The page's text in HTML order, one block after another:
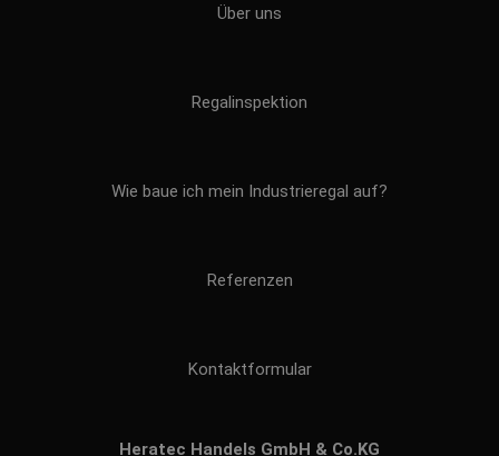
Über uns
Regalinspektion
Wie baue ich mein Industrieregal auf?
Referenzen
Kontaktformular
Heratec Handels GmbH & Co.KG